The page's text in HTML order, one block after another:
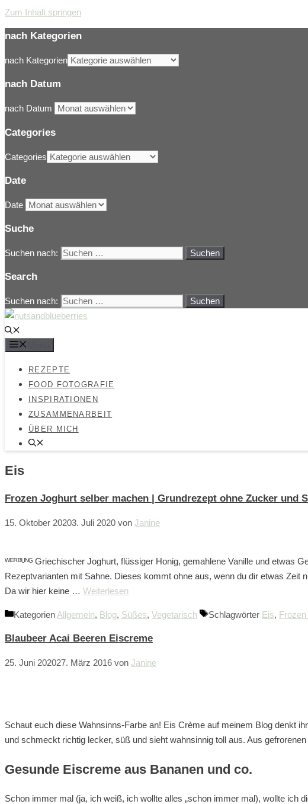
Zum Inhalt springen
nach Kategorien
nach Kategorien
nach Datum
nach Datum
Categories
Categories
Date
Date
Suche
Suchen nach:
Search
Suchen nach:
REZEPTE
FOOD FOTOGRAFIE
INSPIRATIONEN
ZUSAMMENARBEIT
ÜBER MICH
Eis
Frozen Joghurt selber machen | Grundrezept ohne Zucker und
15. Oktober 20203. Juli 2020 von Janine
ᵂᴱᴿᴮᵁᴺᴳ Griechischer Joghurt, flüssiger Honig, gemahlene Vanille und
Rezeptvarianten mit Sahne. Dieses kommt ohne aus, wenn du dir etwas
Da wir hier keine … Weiterlesen
Kategorien Allgemein, Blog, Süßes, Vegetarisch Schlagwörter Eis,
Blaubeer Acai Beeren Eiscreme
25. Juni 202027. März 2016 von Janine
Schaut euch diese Wahnsinns-Farbe an! Eis Crème auf meinem Blog denkt
und schmeckt richtig lecker, süß und sieht wahnsinnig toll aus. Aus
Gesunde Eiscreme aus Bananen und co.
Schon immer mal (ja, ich weiß, ich wollte alles „schon immer mal), wollte ich